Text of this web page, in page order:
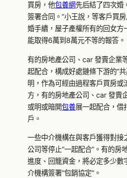
買房，他包養網先后結了四次婚
簽署合同。”小王說，等客戶買
婚手續，屋子產權所有的回女方
能取得6萬到8萬元不等的報答。
有的房地產公司、car 發賣企業
起配合，構成好處鏈條下游的“
明，作為可經由過程客戶買房或
方，有的房地產公司、car 發賣
或明或暗開包養展一起配合，借
戶。
一些中介機構在與客戶獲得對接
公司等停止“一起配合”。有的房
進度、回籠資金，將必定多少數
介機構簽署“包銷協定”。